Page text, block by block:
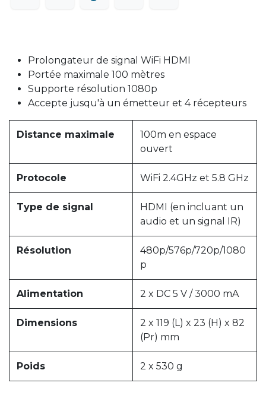
Prolongateur de signal WiFi HDMI
Portée maximale 100 mètres
Supporte résolution 1080p
Accepte jusqu'à un émetteur et 4 récepteurs
Distance maximale
100m en espace
ouvert
Protocole WiFi 2.4GHz et 5.8 GHz
Type de signal
HDMI (en incluant un
audio et un signal IR)
Résolution
480p/576p/720p/1080
p
Alimentation 2 x DC 5 V / 3000 mA
Dimensions
2 x 119 (L) x 23 (H) x 82
(Pr) mm
Poids 2 x 530 g